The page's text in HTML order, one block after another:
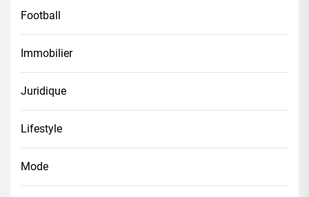
Football
Immobilier
Juridique
Lifestyle
Mode